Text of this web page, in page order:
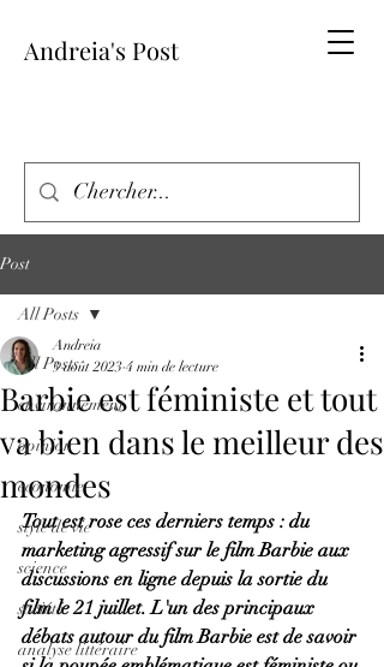
Andreia's Post
Post
All Posts
environnement
opinion
economie
style de vie
science
société
analyse littéraire
All Posts
Barbie est féministe et tout
va bien dans le meilleur des
mondes
Andreia
3 août 2023 4 min de lecture
Tout est rose ces derniers temps : du
marketing agressif sur le film Barbie aux
discussions en ligne depuis la sortie du
film le 21 juillet. L'un des principaux
débats autour du film Barbie est de savoir